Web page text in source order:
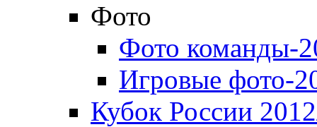
Фото
Фото команды-
Игровые фото-
Кубок России